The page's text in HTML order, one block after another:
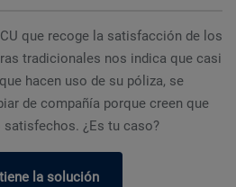
que recoge la satisfacción de los
tradicionales nos indica que casi
hacen uso de su póliza, se
de compañía porque creen que
¿Es tu caso?
la solución